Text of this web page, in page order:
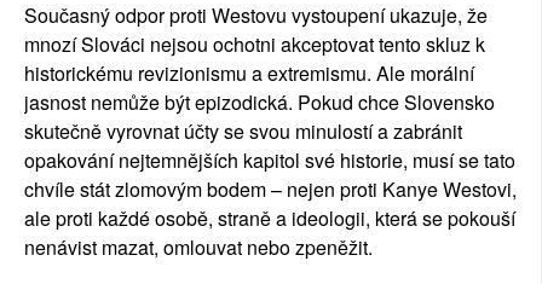
Současný odpor proti Westovu vystoupení ukazuje, že
mnozí Slováci nejsou ochotni akceptovat tento skluz k
historickému revizionismu a extremismu. Ale morální
jasnost nemůže být epizodická. Pokud chce Slovensko
skutečně vyrovnat účty se svou minulostí a zabránit
opakování nejtemnějších kapitol své historie, musí se tato
chvíle stát zlomovým bodem – nejen proti Kanye Westovi,
ale proti každé osobě, straně a ideologii, která se pokouší
nenávist mazat, omlouvat nebo zpeněžit.